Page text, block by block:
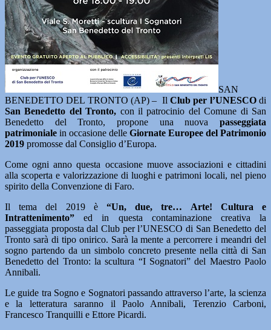
SAN
BENEDETTO DEL TRONTO (AP) – IlClub per l’UNESCOdi
San Benedetto del Tronto, con il patrocinio del Comune di San
Benedetto del Tronto, propone una nuova passeggiata
patrimoniale in occasione delle Giornate Europee del Patrimonio
2019 promosse dal Consiglio d’Europa.
Come ogni anno questa occasione muove associazioni e cittadini
alla scoperta e valorizzazione di luoghi e patrimoni locali, nel pieno
spirito della Convenzione di Faro.
Il tema del 2019 è “Un, due, tre… Arte! Cultura e
Intrattenimento” ed in questa contaminazione creativa la
passeggiata proposta dal Club per l’UNESCO di San Benedetto del
Tronto sarà di tipo onirico. Sarà la mente a percorrere i meandri del
sogno partendo da un simbolo concreto presente nella città di San
Benedetto del Tronto: la scultura “I Sognatori” del Maestro Paolo
Annibali.
Le guide tra Sogno e Sognatori passando attraverso l’arte, la scienza
e la letteratura saranno il Paolo Annibali, Terenzio Carboni,
Francesco Tranquilli e Ettore Picardi.